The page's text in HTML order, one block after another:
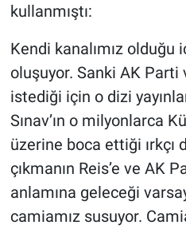
kullanmıştı:
Kendi kanalımız olduğu
oluşuyor. Sanki AK Parti
istediği için o dizi
Sınav’ın o milyonlarca
üzerine boca ettiği ırkçı
çıkmanın Reis’e ve AK
anlamına geleceği
camiamız susuyor.